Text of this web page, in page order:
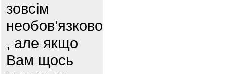
зовсім
необов’язково
, але якщо
Вам щось